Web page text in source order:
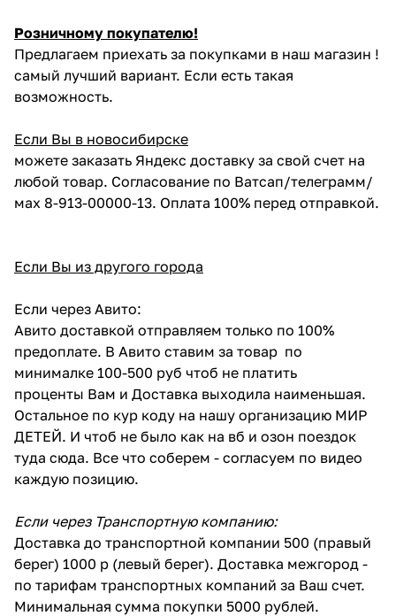
Розничному покупателю!
Предлагаем приехать за покупками в наш магазин !
самый лучший вариант. Если есть такая
возможность.
Если Вы в новосибирске
можете заказать Яндекс доставку за свой счет на
любой товар. Согласование по Ватсап/телеграмм/
мах 8-913-00000-13. Оплата 100% перед отправкой.
Если Вы из другого города
Если через Авито:
Авито доставкой отправляем только по 100%
предоплате. В Авито ставим за товар по
минималке 100-500 руб чтоб не платить
проценты Вам и Доставка выходила наименьшая.
Остальное по кур коду на нашу организацию МИР
ДЕТЕЙ. И чтоб не было как на вб и озон поездок
туда сюда. Все что соберем - согласуем по видео
каждую позицию.
Если через Транспортную компанию:
Доставка до транспортной компании 500 (правый
берег) 1000 р (левый берег). Доставка межгород -
по тарифам транспортных компаний за Ваш счет.
Минимальная сумма покупки 5000 рублей.